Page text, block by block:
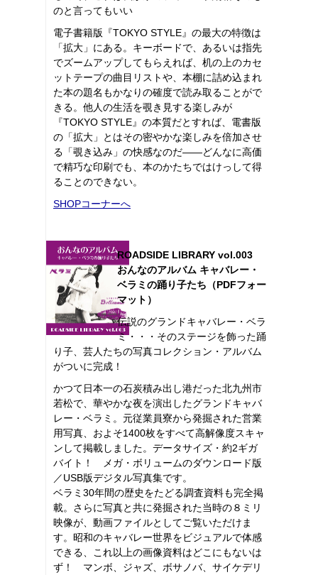
のと言ってもいい
電子書籍版『TOKYO STYLE』の最大の特徴は
「拡大」にある。キーボードで、あるいは指先
でズームアップしてもらえれば、机の上のカセ
ットテープの曲目リストや、本棚に詰め込まれ
た本の題名もかなりの確度で読み取ることがで
きる。他人の生活を覗き見する楽しみが
『TOKYO STYLE』の本質だとすれば、電書版
の「拡大」とはその密やかな楽しみを倍加させ
る「覗き込み」の快感なのだ――どんなに高価
で精巧な印刷でも、本のかたちではけっして得
ることのできない。
SHOPコーナーへ
ROADSIDE LIBRARY vol.003
おんなのアルバム キャバレー・
ベラミの踊り子たち（PDFフォー
マット）
伝説のグランドキャバレー・ベラ
ミ・・・そのステージを飾った踊
り子、芸人たちの写真コレクション・アルバム
がついに完成！
かつて日本一の石炭積み出し港だった北九州市
若松で、華やかな夜を演出したグランドキャバ
レー・ベラミ。元従業員寮から発掘された営業
用写真、およそ1400枚をすべて高解像度スキャ
ンして掲載しました。データサイズ・約2ギガ
バイト！ メガ・ボリュームのダウンロード版
／USB版デジタル写真集です。
ベラミ30年間の歴史をたどる調査資料も完全掲
載。さらに写真と共に発掘された当時の８ミリ
映像が、動画ファイルとしてご覧いただけま
す。昭和のキャバレー世界をビジュアルで体感
できる、これ以上の画像資料はどこにもないは
ず！ マンボ、ジャズ、ボサノバ、サイケデリ